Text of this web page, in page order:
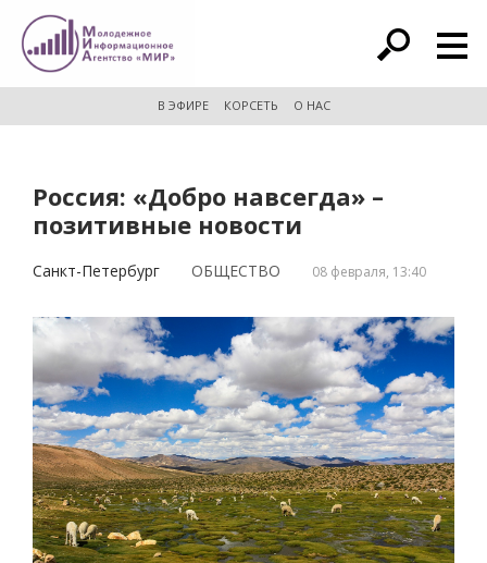
расширенный поиск
В ЭФИРЕ КОРСЕТЬ О НАС
Россия: «Добро навсегда» –
позитивные новости
Санкт-Петербург ОБЩЕСТВО 08 февраля, 13:40